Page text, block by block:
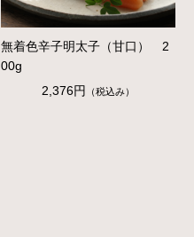
無着色辛子明太子（甘口） 2
00g
2,376円
（税込み）